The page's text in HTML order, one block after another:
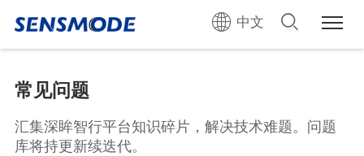
中文
常见问题
汇集深眸智行平台知识碎片，解决技术难题。问题
库将持更新续迭代。